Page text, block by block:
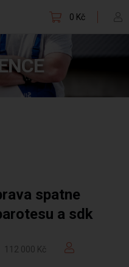
0 Kč
spatne
a sdk
112 000 Kč